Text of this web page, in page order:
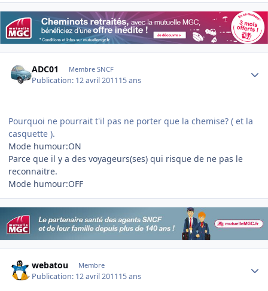
ADC01 Membre SNCF
Publication: 12 avril 201115 ans
Pourquoi ne pourrait t'il pas ne porter que la chemise? ( et la
casquette ).
Mode humour:ON
Parce que il y a des voyageurs(ses) qui risque de ne pas le
reconnaitre.
Mode humour:OFF
webatou Membre
Publication: 12 avril 201115 ans